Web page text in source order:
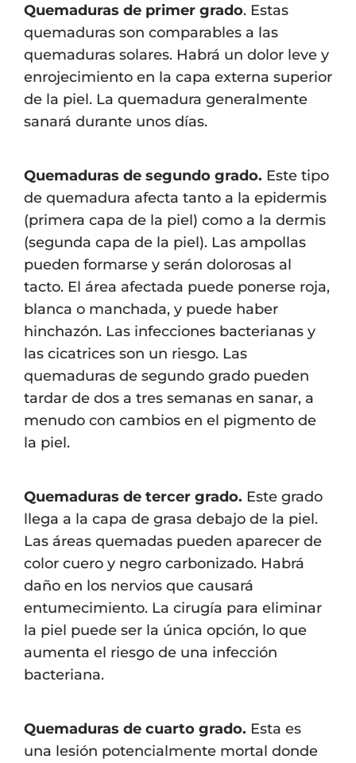
Quemaduras de primer grado. Estas
quemaduras son comparables a las
quemaduras solares. Habrá un dolor leve y
enrojecimiento en la capa externa superior
de la piel. La quemadura generalmente
sanará durante unos días.
Quemaduras de segundo grado. Este tipo
de quemadura afecta tanto a la epidermis
(primera capa de la piel) como a la dermis
(segunda capa de la piel). Las ampollas
pueden formarse y serán dolorosas al
tacto. El área afectada puede ponerse roja,
blanca o manchada, y puede haber
hinchazón. Las infecciones bacterianas y
las cicatrices son un riesgo. Las
quemaduras de segundo grado pueden
tardar de dos a tres semanas en sanar, a
menudo con cambios en el pigmento de
la piel.
Quemaduras de tercer grado. Este grado
llega a la capa de grasa debajo de la piel.
Las áreas quemadas pueden aparecer de
color cuero y negro carbonizado. Habrá
daño en los nervios que causará
entumecimiento. La cirugía para eliminar
la piel puede ser la única opción, lo que
aumenta el riesgo de una infección
bacteriana.
Quemaduras de cuarto grado. Esta es
una lesión potencialmente mortal donde